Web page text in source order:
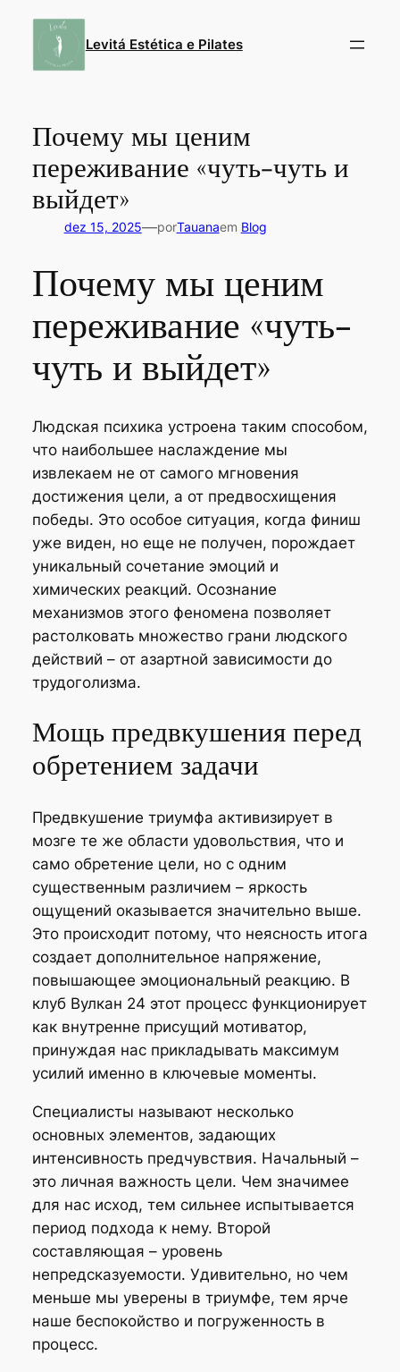
Levitá Estética e Pilates
Почему мы ценим
переживание «чуть-чуть и
выйдет»
dez 15, 2025—porTauanaem Blog
Почему мы ценим
переживание «чуть-
чуть и выйдет»
Людская психика устроена таким способом,
что наибольшее наслаждение мы
извлекаем не от самого мгновения
достижения цели, а от предвосхищения
победы. Это особое ситуация, когда финиш
уже виден, но еще не получен, порождает
уникальный сочетание эмоций и
химических реакций. Осознание
механизмов этого феномена позволяет
растолковать множество грани людского
действий – от азартной зависимости до
трудоголизма.
Мощь предвкушения перед
обретением задачи
Предвкушение триумфа активизирует в
мозге те же области удовольствия, что и
само обретение цели, но с одним
существенным различием – яркость
ощущений оказывается значительно выше.
Это происходит потому, что неясность итога
создает дополнительное напряжение,
повышающее эмоциональный реакцию. В
клуб Вулкан 24 этот процесс функционирует
как внутренне присущий мотиватор,
принуждая нас прикладывать максимум
усилий именно в ключевые моменты.
Специалисты называют несколько
основных элементов, задающих
интенсивность предчувствия. Начальный –
это личная важность цели. Чем значимее
для нас исход, тем сильнее испытывается
период подхода к нему. Второй
составляющая – уровень
непредсказуемости. Удивительно, но чем
меньше мы уверены в триумфе, тем ярче
наше беспокойство и погруженность в
процесс.